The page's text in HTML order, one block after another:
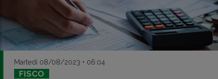
Martedì 08/08/2023 • 06:04
FISCO